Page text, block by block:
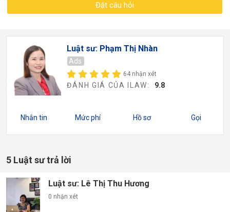
Đặt câu hỏi
Luật sư: Phạm Thị Nhàn
Ads
64 nhận xét
ĐÁNH GIÁ CỦA ILAW: 9.8
Nhắn tin Mức phí Hồ sơ Gọi
5 Luật sư trả lời
Luật sư: Lê Thị Thu Hương
0 nhận xét